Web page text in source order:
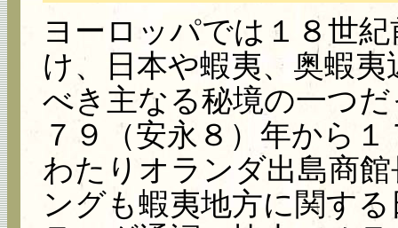
ヨーロッパでは１８世
け、日本や蝦夷、奥蝦
べき主なる秘境の一つ
７９（安永８）年から
わたりオランダ出島商
ングも蝦夷地方に関す